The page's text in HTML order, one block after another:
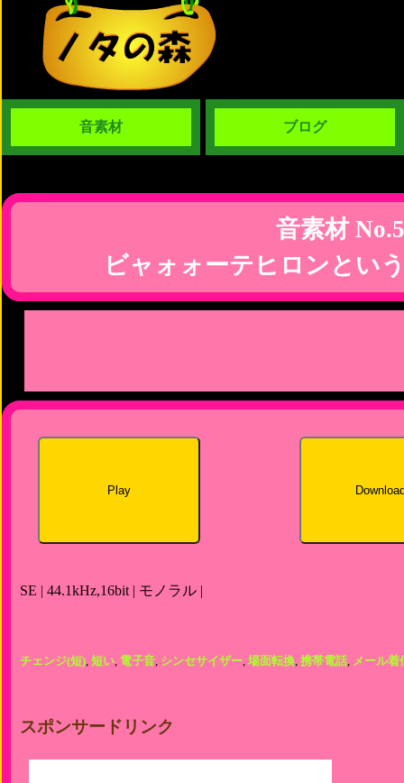
音素材 ブログ
音素材
ビャォォーテヒロンとい
Play
SE | 44.1kHz,16bit | モノラル |
チェンジ(短), 短い, 電子音, シンセサイザー, 場面転換, 携帯電話, メール着
スポンサードリンク